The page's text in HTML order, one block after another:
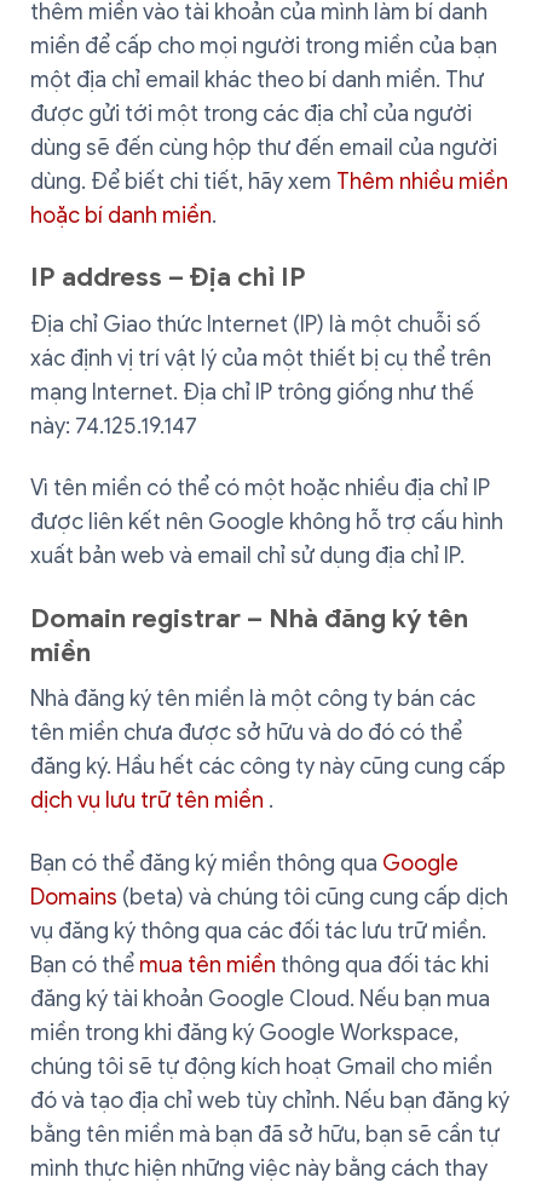
thêm miền vào tài khoản của mình làm bí danh
miền để cấp cho mọi người trong miền của bạn
một địa chỉ email khác theo bí danh miền. Thư
được gửi tới một trong các địa chỉ của người
dùng sẽ đến cùng hộp thư đến email của người
dùng. Để biết chi tiết, hãy xem Thêm nhiều miền
hoặc bí danh miền.
IP address – Địa chỉ IP
Địa chỉ Giao thức Internet (IP) là một chuỗi số
xác định vị trí vật lý của một thiết bị cụ thể trên
mạng Internet. Địa chỉ IP trông giống như thế
này: 74.125.19.147
Vì tên miền có thể có một hoặc nhiều địa chỉ IP
được liên kết nên Google không hỗ trợ cấu hình
xuất bản web và email chỉ sử dụng địa chỉ IP.
Domain registrar – Nhà đăng ký tên
miền
Nhà đăng ký tên miền là một công ty bán các
tên miền chưa được sở hữu và do đó có thể
đăng ký. Hầu hết các công ty này cũng cung cấp
dịch vụ lưu trữ tên miền .
Bạn có thể đăng ký miền thông qua Google
Domains (beta) và chúng tôi cũng cung cấp dịch
vụ đăng ký thông qua các đối tác lưu trữ miền.
Bạn có thể mua tên miền thông qua đối tác khi
đăng ký tài khoản Google Cloud. Nếu bạn mua
miền trong khi đăng ký Google Workspace,
chúng tôi sẽ tự động kích hoạt Gmail cho miền
đó và tạo địa chỉ web tùy chỉnh. Nếu bạn đăng ký
bằng tên miền mà bạn đã sở hữu, bạn sẽ cần tự
mình thực hiện những việc này bằng cách thay